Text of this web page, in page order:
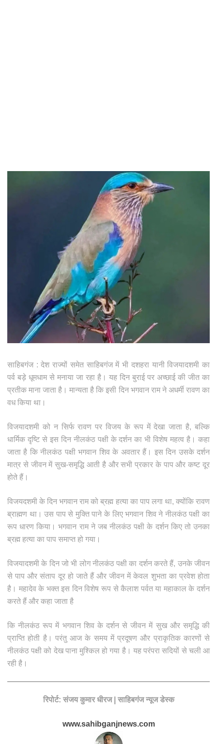
साहिबगंज : देश राज्यों समेत साहिबगंज में भी दशहरा यानी विजयादशमी का
पर्व बड़े धूमधाम से मनाया जा रहा है। यह दिन बुराई पर अच्छाई की जीत का
प्रतीक माना जाता है। मान्यता है कि इसी दिन भगवान राम ने अधर्मी रावण का
वध किया था।
विजयादशमी को न सिर्फ रावण पर विजय के रूप में देखा जाता है, बल्कि
धार्मिक दृष्टि से इस दिन नीलकंठ पक्षी के दर्शन का भी विशेष महत्व है। कहा
जाता है कि नीलकंठ पक्षी भगवान शिव के अवतार हैं। इस दिन उसके दर्शन
मात्र से जीवन में सुख-समृद्धि आती है और सभी प्रकार के पाप और कष्ट दूर
होते हैं।
विजयदशमी के दिन भगवान राम को ब्रह्म हत्या का पाप लगा था, क्योंकि रावण
ब्राह्मण था। उस पाप से मुक्ति पाने के लिए भगवान शिव ने नीलकंठ पक्षी का
रूप धारण किया। भगवान राम ने जब नीलकंठ पक्षी के दर्शन किए तो उनका
ब्रह्म हत्या का पाप समाप्त हो गया।
विजयादशमी के दिन जो भी लोग नीलकंठ पक्षी का दर्शन करते हैं, उनके जीवन
से पाप और संताप दूर हो जाते हैं और जीवन में केवल शुभता का प्रवेश होता
है। महादेव के भक्त इस दिन विशेष रूप से कैलाश पर्वत या महाकाल के दर्शन
करते हैं और कहा जाता है
कि नीलकंठ रूप में भगवान शिव के दर्शन से जीवन में सुख और समृद्धि की
प्राप्ति होती है। परंतु आज के समय में प्रदूषण और प्राकृतिक कारणों से
नीलकंठ पक्षी को देख पाना मुश्किल हो गया है। यह परंपरा सदियों से चली आ
रही है।
रिपोर्ट: संजय कुमार धीरज | साहिबगंज न्यूज डेस्क
www.sahibganjnews.com